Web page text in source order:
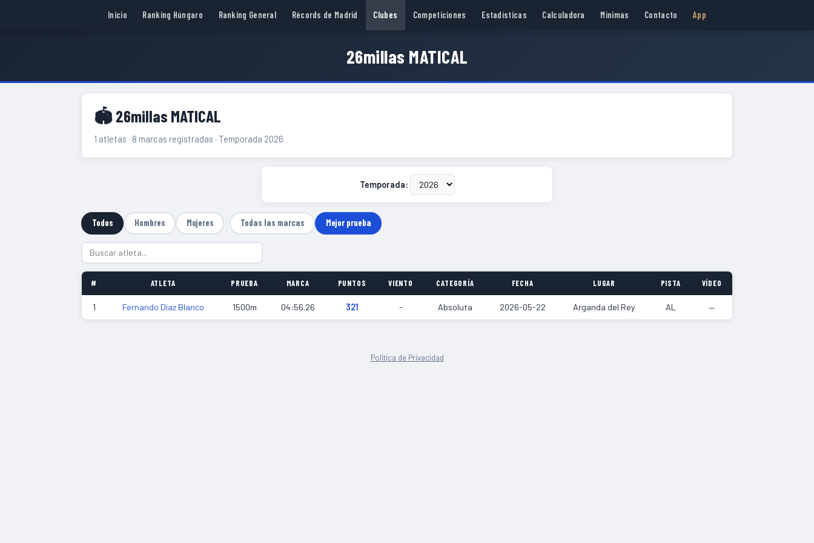
Inicio Ranking Húngaro Ranking General Récords de Madrid Clubes Competiciones Estadísticas Calculadora Mínimas Contacto App
26millas MATICAL
🏟 26millas MATICAL
1 atletas · 8 marcas registradas · Temporada 2026
Temporada:
Todos Hombres Mujeres Todas las marcas Mejor prueba
# ATLETA PRUEBA MARCA PUNTOS VIENTO CATEGORÍA FECHA LUGAR PISTA VÍDEO
1 Fernando Diaz Blanco 1500m 04:56.26 321 - Absoluta 2026-05-22 Arganda del Rey AL —
Política de Privacidad